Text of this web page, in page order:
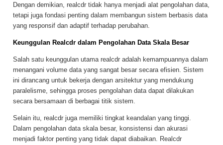
Dengan demikian, realcdr tidak hanya menjadi alat pengolahan data,
tetapi juga fondasi penting dalam membangun sistem berbasis data
yang responsif dan adaptif terhadap perubahan.
Keunggulan Realcdr dalam Pengolahan Data Skala Besar
Salah satu keunggulan utama realcdr adalah kemampuannya dalam
menangani volume data yang sangat besar secara efisien. Sistem
ini dirancang untuk bekerja dengan arsitektur yang mendukung
paralelisme, sehingga proses pengolahan data dapat dilakukan
secara bersamaan di berbagai titik sistem.
Selain itu, realcdr juga memiliki tingkat keandalan yang tinggi.
Dalam pengolahan data skala besar, konsistensi dan akurasi
menjadi faktor penting yang tidak dapat diabaikan. Realcdr